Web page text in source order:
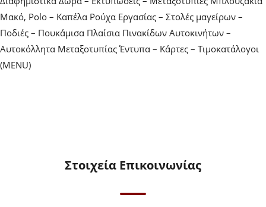
Μακό, Polo – Καπέλα Ρούχα Εργασίας – Στολές μαγείρων –
Ποδιές – Πουκάμισα Πλαίσια Πινακίδων Αυτοκινήτων –
Αυτοκόλλητα Μεταξοτυπίας Έντυπα – Κάρτες – Τιμοκατάλογοι
(MENU)
Στοιχεία Επικοινωνίας